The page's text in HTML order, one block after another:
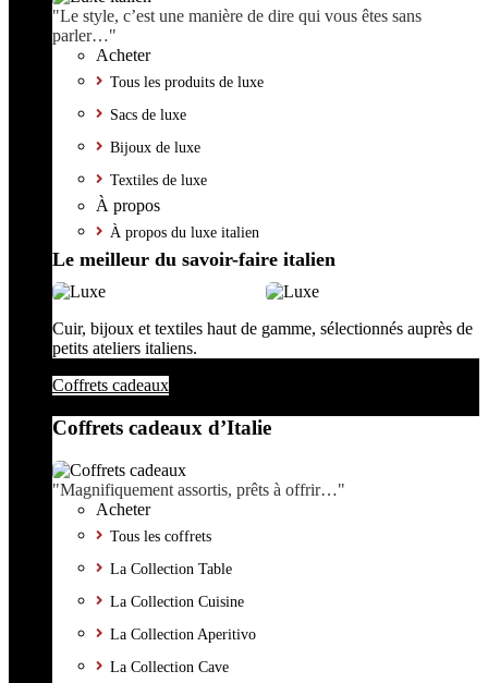
"Le style, c’est une manière de dire qui vous êtes sans
parler…"
Acheter
Tous les produits de luxe
Sacs de luxe
Bijoux de luxe
Textiles de luxe
À propos
À propos du luxe italien
Le meilleur du savoir-faire italien
Cuir, bijoux et textiles haut de gamme, sélectionnés auprès de
petits ateliers italiens.
Coffrets cadeaux
Coffrets cadeaux d’Italie
"Magnifiquement assortis, prêts à offrir…"
Acheter
Tous les coffrets
La Collection Table
La Collection Cuisine
La Collection Aperitivo
La Collection Cave